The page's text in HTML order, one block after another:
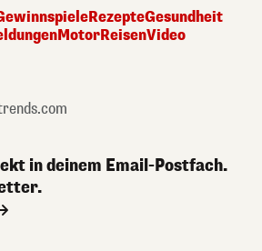
RezepteGesundheit
MotorReisenVideo
in deinem Email-Postfach.